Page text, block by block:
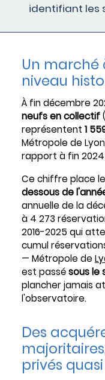
identifiant les
Un marché
niveau
À fin décembre
neufs en collectif
représentent 1
Métropole de
rapport à fin
Ce chiffre place
dessous de
annuelle de la
à 4 273
2016-2025 qui
cumul
— Métropole de
est passésous le
plancher jamais
l'observatoire.
Des
privés